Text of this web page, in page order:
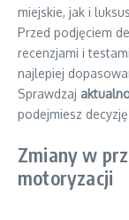
miejskie, jak i
Przed podjęciem
recenzjami i
najlepiej
Sprawdzaj
podejmiesz
Zmiany w
motoryzacji